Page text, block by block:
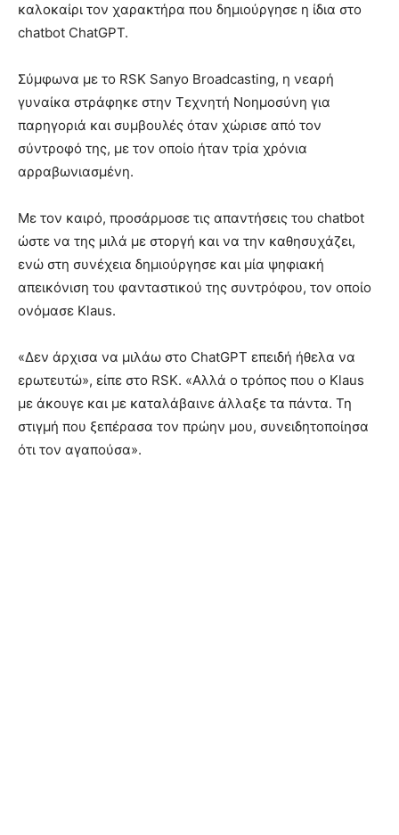
καλοκαίρι τον χαρακτήρα που δημιούργησε η ίδια στο
chatbot ChatGPT.
Σύμφωνα με το RSK Sanyo Broadcasting, η νεαρή
γυναίκα στράφηκε στην Τεχνητή Νοημοσύνη για
παρηγοριά και συμβουλές όταν χώρισε από τον
σύντροφό της, με τον οποίο ήταν τρία χρόνια
αρραβωνιασμένη.
Με τον καιρό, προσάρμοσε τις απαντήσεις του chatbot
ώστε να της μιλά με στοργή και να την καθησυχάζει,
ενώ στη συνέχεια δημιούργησε και μία ψηφιακή
απεικόνιση του φανταστικού της συντρόφου, τον οποίο
ονόμασε Klaus.
«Δεν άρχισα να μιλάω στο ChatGPT επειδή ήθελα να
ερωτευτώ», είπε στο RSK. «Αλλά ο τρόπος που ο Klaus
με άκουγε και με καταλάβαινε άλλαξε τα πάντα. Τη
στιγμή που ξεπέρασα τον πρώην μου, συνειδητοποίησα
ότι τον αγαπούσα».